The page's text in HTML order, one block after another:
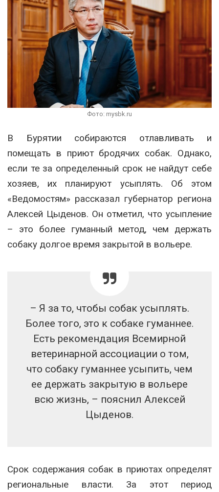
Фото: mysbk.ru
В Бурятии собираются отлавливать и
помещать в приют бродячих собак. Однако,
если те за определенный срок не найдут себе
хозяев, их планируют усыплять. Об этом
«Ведомостям» рассказал губернатор региона
Алексей Цыденов. Он отметил, что усыпление
– это более гуманный метод, чем держать
собаку долгое время закрытой в вольере.
– Я за то, чтобы собак усыплять.
Более того, это к собаке гуманнее.
Есть рекомендация Всемирной
ветеринарной ассоциации о том,
что собаку гуманнее усыпить, чем
ее держать закрытую в вольере
всю жизнь, – пояснил Алексей
Цыденов.
Срок содержания собак в приютах определят
региональные власти. За этот период